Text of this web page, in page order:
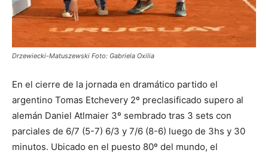
Drzewiecki-Matuszewski Foto: Gabriela Oxilia
En el cierre de la jornada en dramático partido el
argentino Tomas Etchevery 2º preclasificado supero al
alemán Daniel Atlmaier 3º sembrado tras 3 sets con
parciales de 6/7 (5-7) 6/3 y 7/6 (8-6) luego de 3hs y 30
minutos. Ubicado en el puesto 80º del mundo, el